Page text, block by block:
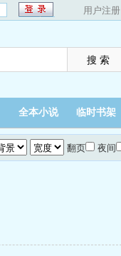
用户注册
全本小说 临时书架
翻页 夜间